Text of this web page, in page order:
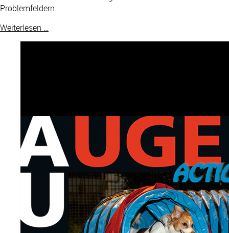
Problemfeldern.
Weiterlesen …